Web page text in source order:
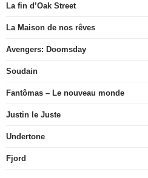
La fin d’Oak Street
La Maison de nos rêves
Avengers: Doomsday
Soudain
Fantômas – Le nouveau monde
Justin le Juste
Undertone
Fjord